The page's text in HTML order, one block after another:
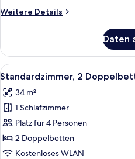
Weitere Details
Weitere
2 Doppelbetten,
Balkon,
Meerblick
Daten
Alle
Fotos
für
Standardzimmer,
2 Doppelbetten,
Poolzugang
anzeigen
9
Standardzimmer, 2
34 m²
1 Schlafzimmer
Platz für 4 Personen
2 Doppelbetten
Kostenloses WLAN